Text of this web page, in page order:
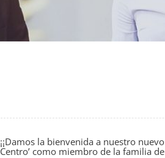
¡¡Damos la bienvenida a nuestro
Centro’ como miembro de la familia de